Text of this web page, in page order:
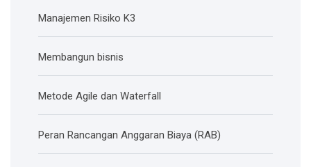
Manajemen Risiko K3
Membangun bisnis
Metode Agile dan Waterfall
Peran Rancangan Anggaran Biaya (RAB)